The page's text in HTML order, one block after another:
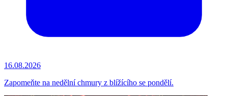
16.08.2026
Zapomeňte na nedělní chmury z blížícího se pondělí.